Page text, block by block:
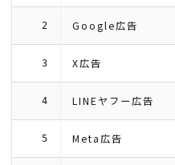
2 Google広告
3 X広告
4 LINEヤフー広告
5 Meta広告